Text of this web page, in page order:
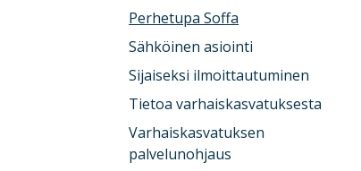
Perhetupa Soffa
Sähköinen asiointi
Sijaiseksi ilmoittautuminen
Tietoa varhaiskasvatuksesta
Varhaiskasvatuksen
palvelunohjaus